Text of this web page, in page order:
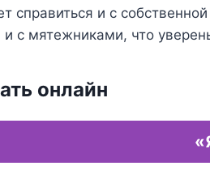
справиться и с
и с мятежниками, что
онлайн